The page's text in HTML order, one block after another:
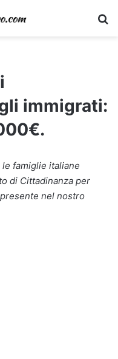
immigrati:
famiglie italiane
di Cittadinanza per
nel nostro